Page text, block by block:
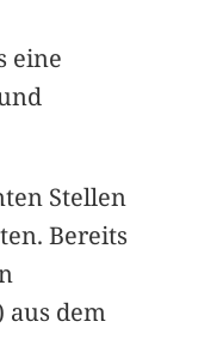
eine
Stellen
Bereits
aus dem